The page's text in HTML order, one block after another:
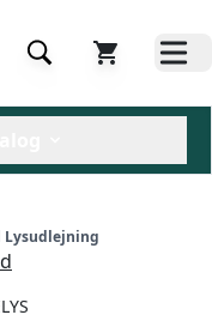
Lysudlejning